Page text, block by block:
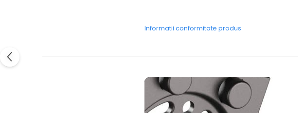
Informatii conformitate produs